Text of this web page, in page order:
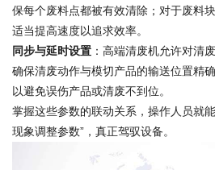
保每个废料点都被有效清除；对于废料
适当提高速度以追求效率。
同步与延时设置 ：高端清废机允许对清
确保清废动作与模切产品的输送位置精
以避免误伤产品或清废不到位。
掌握这些参数的联动关系，操作人员就
现象调整参数”，真正驾驭设备。